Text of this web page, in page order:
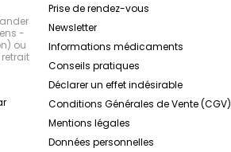
-
ou
Prise de rendez-vous
Newsletter
Informations médicaments
Conseils pratiques
Déclarer un effet indésirable
Conditions Générales de Vente (CGV)
Mentions légales
Données personnelles